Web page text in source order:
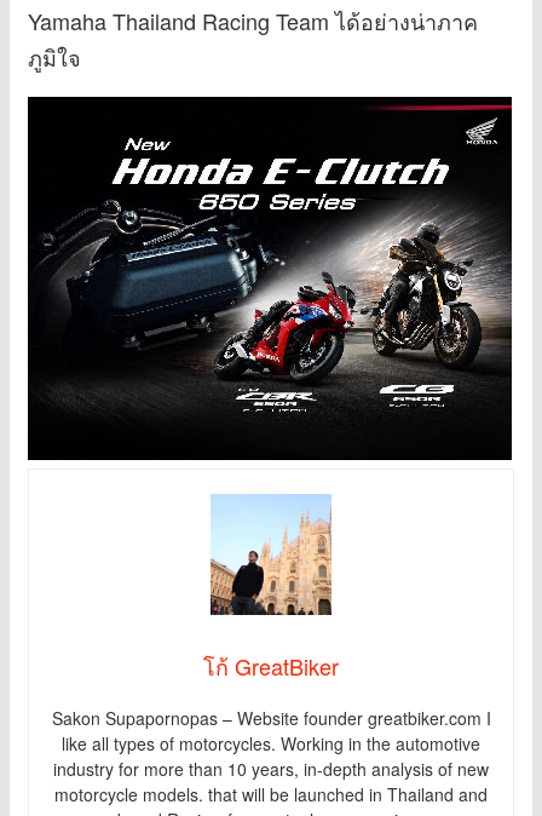
Yamaha Thailand Racing Team ได้อย่างน่าภาค
ภูมิใจ
โก้ GreatBiker
Sakon Supapornopas – Website founder greatbiker.com I
like all types of motorcycles. Working in the automotive
industry for more than 10 years, in-depth analysis of new
motorcycle models. that will be launched in Thailand and